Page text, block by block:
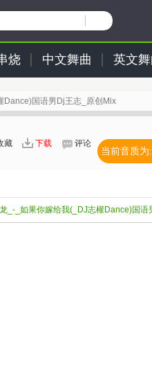
烧 中文舞曲 英文
Dance)国语男Dj王志_原创Mix
藏 下载 评论
当前音质为: